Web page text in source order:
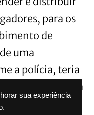
sua experiência
para os
de
uma
a polícia, teria
aparência lícita